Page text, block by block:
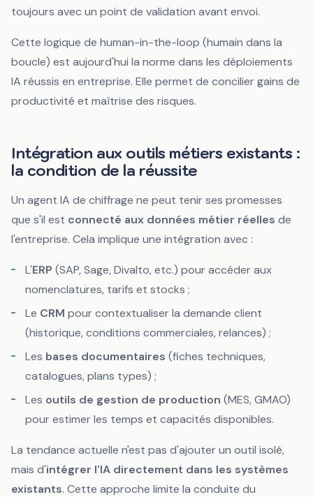
toujours avec un point de validation avant envoi.
Cette logique de human-in-the-loop (humain dans la
boucle) est aujourd'hui la norme dans les déploiements
IA réussis en entreprise. Elle permet de concilier gains de
productivité et maîtrise des risques.
Intégration aux outils métiers existants :
la condition de la réussite
Un agent IA de chiffrage ne peut tenir ses promesses
que s'il est connecté aux données métier réelles de
l'entreprise. Cela implique une intégration avec :
L'ERP (SAP, Sage, Divalto, etc.) pour accéder aux
nomenclatures, tarifs et stocks ;
Le CRM pour contextualiser la demande client
(historique, conditions commerciales, relances) ;
Les bases documentaires (fiches techniques,
catalogues, plans types) ;
Les outils de gestion de production (MES, GMAO)
pour estimer les temps et capacités disponibles.
La tendance actuelle n'est pas d'ajouter un outil isolé,
mais d'intégrer l'IA directement dans les systèmes
existants. Cette approche limite la conduite du